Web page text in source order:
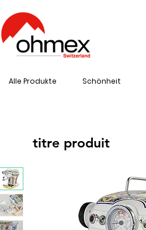
Alle Produkte Schönheit
titre produit